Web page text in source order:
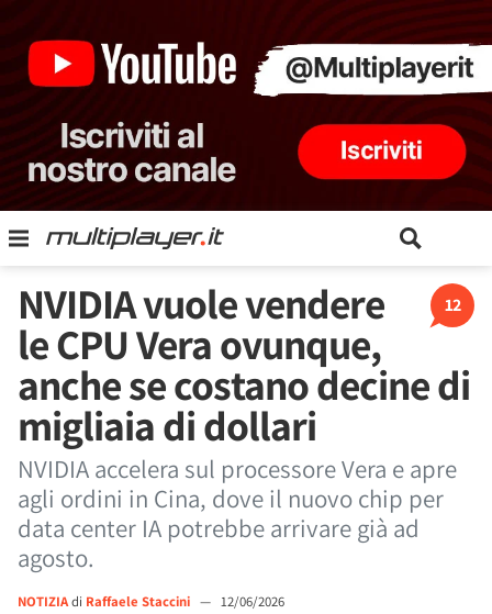
12
NVIDIA vuole vendere
le CPU Vera ovunque,
anche se costano decine di
migliaia di dollari
NVIDIA accelera sul processore Vera e apre
agli ordini in Cina, dove il nuovo chip per
data center IA potrebbe arrivare già ad
agosto.
NOTIZIAdi Raffaele Staccini — 12/06/2026